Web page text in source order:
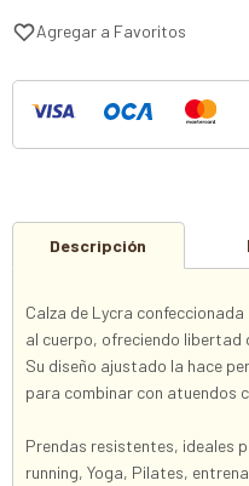
Descripción
Calza de Lycra
al cuerpo, ofreciendo libertad
Su diseño ajustado la hace
para combinar con atuendos
Prendas resistentes, ideales
running, Yoga, Pilates,